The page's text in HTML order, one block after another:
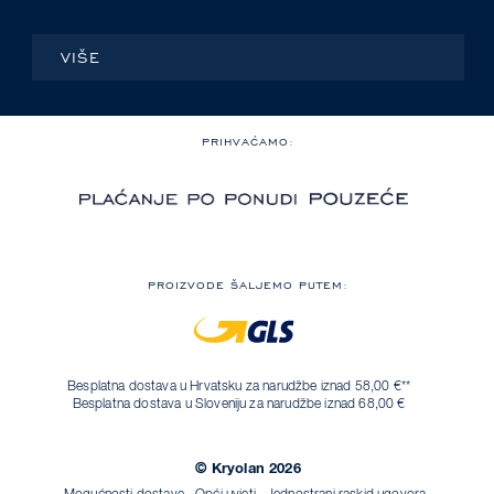
VIŠE
PRIHVAĆAMO:
PROIZVODE ŠALJEMO PUTEM:
Besplatna dostava u Hrvatsku za narudžbe iznad 58,00 €**
Besplatna dostava u Sloveniju za narudžbe iznad 68,00 €
© Kryolan 2026